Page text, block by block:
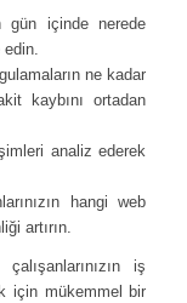
gün içinde nerede
ne kadar
kaybını ortadan
analiz ederek
hangi web
artırın.
iş
için mükemmel bir